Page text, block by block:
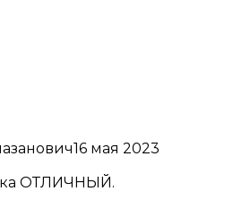
16 мая 2023
ОТЛИЧНЫЙ.